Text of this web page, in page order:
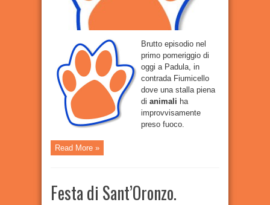
Brutto episodio nel
primo pomeriggio di
oggi a Padula, in
contrada Fiumicello
dove una stalla piena
di animali ha
improvvisamente
preso fuoco.
Read More »
Festa di Sant’Oronzo.